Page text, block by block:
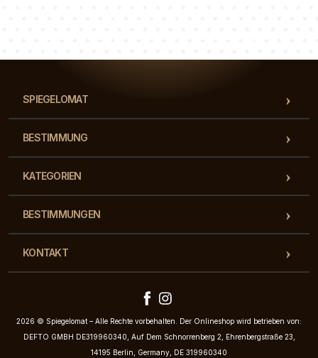
SPIEGELOMAT
BESTIMMUNG
KATEGORIEN
BESTIMMUNGEN
KONTAKT
2026 © Spiegelomat – Alle Rechte vorbehalten. Der Onlineshop wird betrieben von:
DEFTO GMBH DE319960340, Auf Dem Schnorrenberg 2, Ehrenbergstraße 23,
14195 Berlin, Germany, DE 319960340